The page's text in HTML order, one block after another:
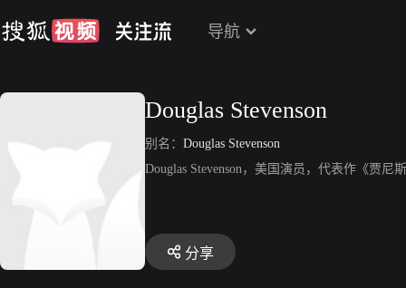
导航
Douglas Stevenson
别名： Douglas Stevenson
Douglas Stevenson，美国演员，代表作《贾尼
分享